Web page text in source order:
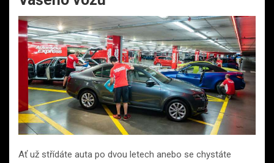
Ať už střídáte auta po dvou letech anebo se chystáte